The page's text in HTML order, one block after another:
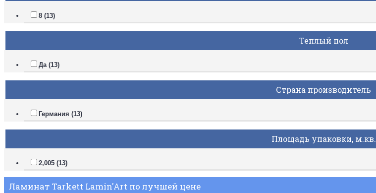
8 (13)
Теплый пол
Да (13)
Страна производитель
Германия (13)
Площадь упаковки, м.кв.
2,005 (13)
Ламинат Tarkett Lamin'Art по лучшей цене